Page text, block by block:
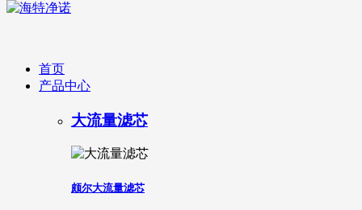
首页
产品中心
大流量滤芯
颇尔大流量滤芯